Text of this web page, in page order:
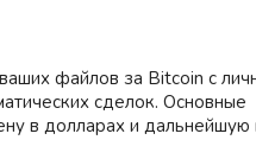
файлов за Bitcoin с
сделок. Основные
в долларах и дальнейшую